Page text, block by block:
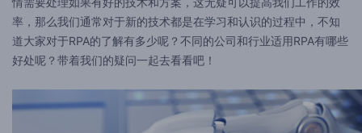
率，那么我们通常对于新的技术都是在学习和认识的过程中，不知
道大家对于RPA的了解有多少呢？不同的公司和行业适用RPA有哪些
好处呢？带着我们的疑问一起去看看吧！